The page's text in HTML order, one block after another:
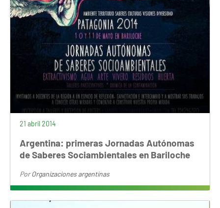
21 abril 2014
Argentina: primeras Jornadas Autónomas
de Saberes Sociambientales en Bariloche
PorOrganizaciones argentinas